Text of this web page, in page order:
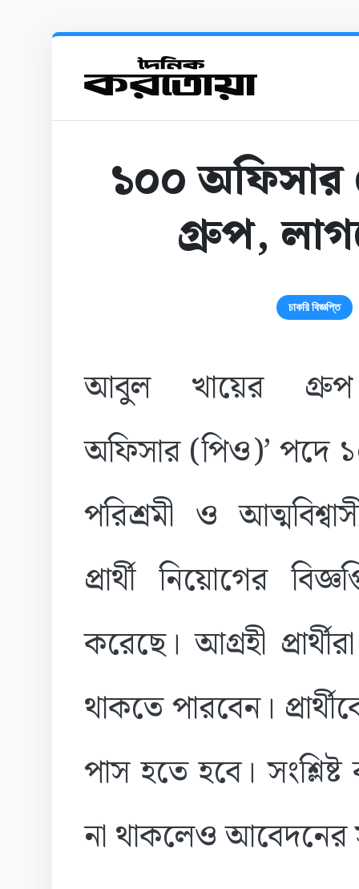
১০০
গ্রুপ,
চাকরি বিজ্ঞপ্তি
আবুল খায়ের গ্রুপ
অফিসার (পিও)’ পদে
পরিশ্রমী ও
প্রার্থী নিয়োগের
করেছে। আগ্রহী
থাকতে পারবেন।
পাস হতে হবে।
না থাকলেও আবেদনের